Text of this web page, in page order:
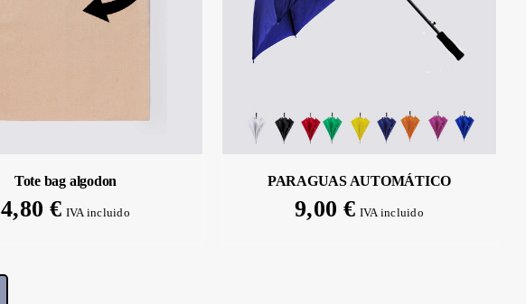
Tote bag algodon
4,80€ IVA incluido
PARAGUAS AUTOMÁTICO
9,00€ IVA incluido